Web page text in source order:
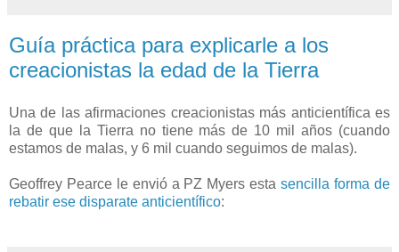
Guía práctica para explicarle a los
creacionistas la edad de la Tierra
Una de las afirmaciones creacionistas más anticientífica es
la de que la Tierra no tiene más de 10 mil años (cuando
estamos de malas, y 6 mil cuando seguimos de malas).
Geoffrey Pearce le envió a PZ Myers estasencilla forma de
rebatir ese disparate anticientífico: